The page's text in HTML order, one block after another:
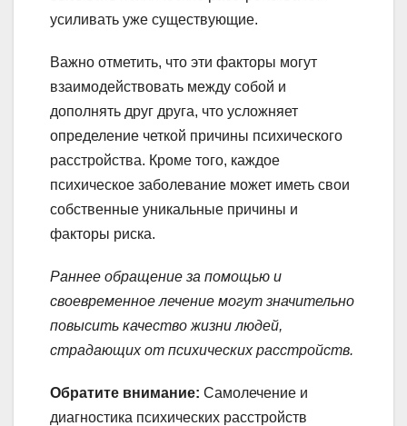
усиливать уже существующие.
Важно отметить, что эти факторы могут
взаимодействовать между собой и
дополнять друг друга, что усложняет
определение четкой причины психического
расстройства. Кроме того, каждое
психическое заболевание может иметь свои
собственные уникальные причины и
факторы риска.
Раннее обращение за помощью и
своевременное лечение могут значительно
повысить качество жизни людей,
страдающих от психических расстройств.
Обратите внимание: Самолечение и
диагностика психических расстройств